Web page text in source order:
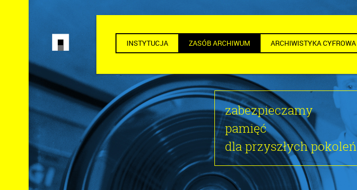
INSTYTUCJA ZASÓB ARCHIWUM ARCHIWISTYKA CYFROWA
zabezpieczamy
pamięć
dla przyszłych pokoleń